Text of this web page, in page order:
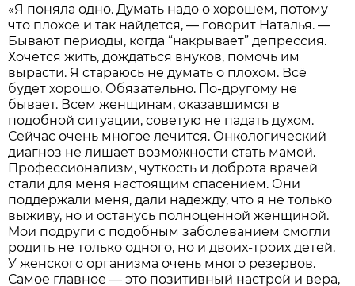
«Я поняла одно. Думать надо о хорошем, потому
что плохое и так найдется, — говорит Наталья. —
Бывают периоды, когда “накрывает” депрессия.
Хочется жить, дождаться внуков, помочь им
вырасти. Я стараюсь не думать о плохом. Всё
будет хорошо. Обязательно. По-другому не
бывает. Всем женщинам, оказавшимся в
подобной ситуации, советую не падать духом.
Сейчас очень многое лечится. Онкологический
диагноз не лишает возможности стать мамой.
Профессионализм, чуткость и доброта врачей
стали для меня настоящим спасением. Они
поддержали меня, дали надежду, что я не только
выживу, но и останусь полноценной женщиной.
Мои подруги с подобным заболеванием смогли
родить не только одного, но и двоих-троих детей.
У женского организма очень много резервов.
Самое главное — это позитивный настрой и вера,